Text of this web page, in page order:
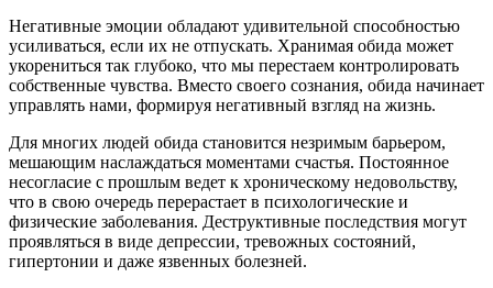
Негативные эмоции обладают удивительной способностью
усиливаться, если их не отпускать. Хранимая обида может
укорениться так глубоко, что мы перестаем контролировать
собственные чувства. Вместо своего сознания, обида начинает
управлять нами, формируя негативный взгляд на жизнь.
Для многих людей обида становится незримым барьером,
мешающим наслаждаться моментами счастья. Постоянное
несогласие с прошлым ведет к хроническому недовольству,
что в свою очередь перерастает в психологические и
физические заболевания. Деструктивные последствия могут
проявляться в виде депрессии, тревожных состояний,
гипертонии и даже язвенных болезней.